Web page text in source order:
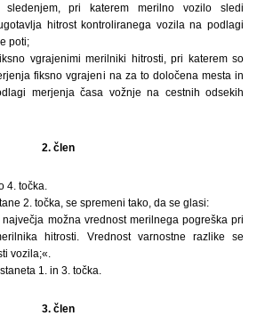
pri katerem merilno vozilo sledi
hitrost kontroliranega vozila na podlagi
poti;
vgrajenimi merilniki hitrosti, pri katerem so
fiksno vgrajeni na za to določena mesta in
merjenja časa vožnje na cestnih odsekih
2. člen
4. točka.
2. točka, se spremeni tako, da se glasi:
možna vrednost merilnega pogreška pri
hitrosti. Vrednost varnostne razlike se
vozila;«.
1. in 3. točka.
3. člen